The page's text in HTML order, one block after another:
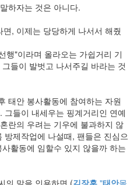
하자는 것은 아니다.
, 이제는 당당하게 나서서 해줬
행"이라며 올라오는 가쉽거리 기
들이 발벗고 나서주길 바라는 것
태안 봉사활동에 참여하는 자원
들이 내세우는 핑계거리인 연예
란의 우려는 기우에 불과하지 않
제작업에 나설때, 팬들은 진심으
활동에 임할수 있지 않을까 하는
의 말을 인용하면 (김장훈 "태안몰